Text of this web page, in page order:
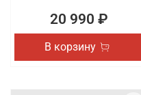
20 990 ₽
В корзину